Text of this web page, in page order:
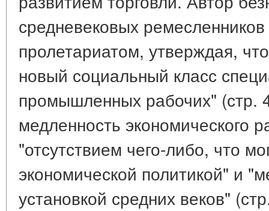
средневековых
пролетариатом, утверждая,
новый социальный класс
промышленных рабочих" (стр.
медленность экономического
"отсутствием чего-либо, что
экономической политикой" и
установкой средних веков"